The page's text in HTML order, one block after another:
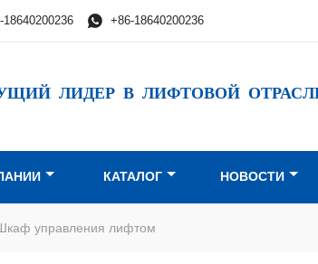
18640200236  +86-18640200236
ЛИДЕР В ЛИФТОВОЙ
КАТАЛОГ НОВОСТИ
управления лифтом